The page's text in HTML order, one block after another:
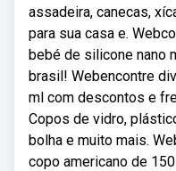
assadeira, canecas,
para sua casa e.
bebé de silicone nano
brasil! Webencontre
ml com descontos e
Copos de vidro,
bolha e muito mais.
copo americano de